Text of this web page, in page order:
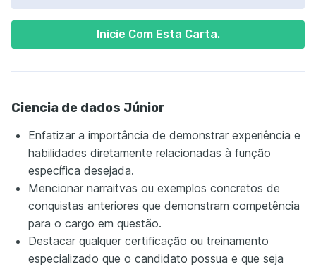
Inicie Com Esta Carta.
Ciencia de dados Júnior
Enfatizar a importância de demonstrar experiência e
habilidades diretamente relacionadas à função
específica desejada.
Mencionar narraitvas ou exemplos concretos de
conquistas anteriores que demonstram competência
para o cargo em questão.
Destacar qualquer certificação ou treinamento
especializado que o candidato possua e que seja